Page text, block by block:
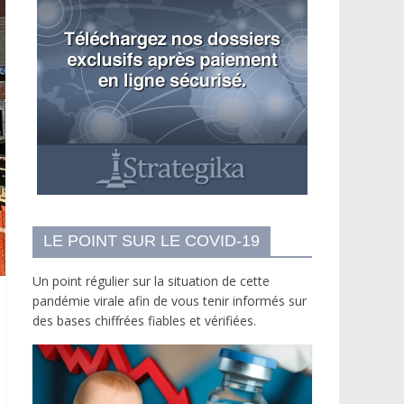
LE POINT SUR LE COVID-19
Un point régulier sur la situation de cette
pandémie virale afin de vous tenir informés sur
des bases chiffrées fiables et vérifiées.